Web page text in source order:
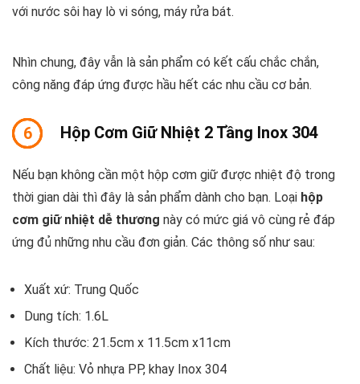
với nước sôi hay lò vi sóng, máy rửa bát.
Nhìn chung, đây vẫn là sản phẩm có kết cấu chắc chắn,
công năng đáp ứng được hầu hết các nhu cầu cơ bản.
6 Hộp Cơm Giữ Nhiệt 2 Tầng Inox 304
Nếu bạn không cần một hộp cơm giữ được nhiệt độ trong
thời gian dài thì đây là sản phẩm dành cho bạn. Loại hộp
cơm giữ nhiệt dễ thương này có mức giá vô cùng rẻ đáp
ứng đủ những nhu cầu đơn giản. Các thông số như sau:
Xuất xứ: Trung Quốc
Dung tích: 1.6L
Kích thước: 21.5cm x 11.5cm x11cm
Chất liệu: Vỏ nhựa PP, khay Inox 304